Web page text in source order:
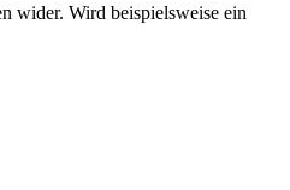
wider. Wird beispielsweise ein